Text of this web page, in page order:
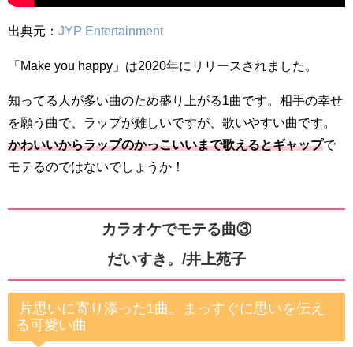
出典元： JYP Entertainment
「Make you happy」は2020年にリリースされました。
知ってる人が多い曲のため盛り上がる1曲です。相手の幸せ
を願う曲で、ラップが難しいですが、歌いやすい曲です。
かわいいからラップのかっこいいまで歌えるとギャップで
モテるのではないでしょうか！
カラオケでモテる曲③
だいすき。/井上苑子
片思いに寄り添った1曲。まっすぐに思いを伝え
る可愛い曲